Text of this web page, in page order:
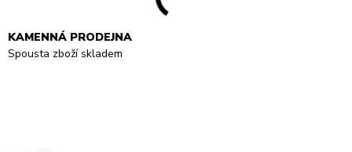
KAMENNÁ PRODEJNA
Spousta zboží skladem